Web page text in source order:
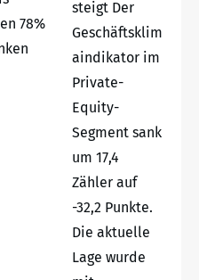
78%
steigt Der
Geschäftsklim
aindikator im
Private-
Equity-
Segment sank
um 17,4
Zähler auf
-32,2 Punkte.
Die aktuelle
Lage wurde